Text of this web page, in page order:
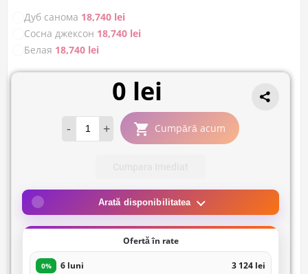
Дуб санома 18,740 lei
Сосна джексон 18,740 lei
Белая 18,740 lei
0 lei
- + Cumpără acum
Arată disponibilitatea
Ofertă în rate
0% 6 luni 3 124 lei